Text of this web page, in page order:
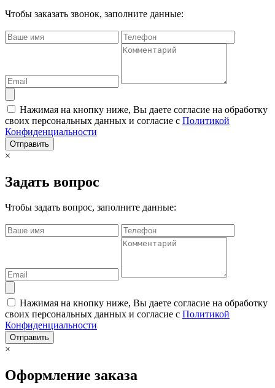
Чтобы заказать звонок, заполните данные:
Нажимая на кнопку ниже, Вы даете согласие на обработку
своих персональных данных и согласие с Политикой
Конфиденциальности
Отправить
×
Задать вопрос
Чтобы задать вопрос, заполните данные:
Нажимая на кнопку ниже, Вы даете согласие на обработку
своих персональных данных и согласие с Политикой
Конфиденциальности
Отправить
×
Оформление заказа